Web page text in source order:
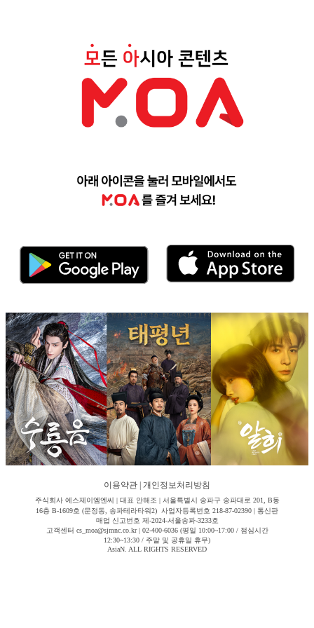
이용약관 개인정보처리방침
주식회사 에스제이엠엔씨 | 대표 안해조 | 서울특별시 송파구 송파대로 201, B동
16층 B-1609호 (문정동, 송파테라타워2) 사업자등록번호 218-87-02390 | 통신판
매업 신고번호 제-2024-서울송파-3233호
고객센터 cs_moa@sjmnc.co.kr | 02-400-6036 (평일 10:00~17:00 / 점심시간
12:30~13:30 / 주말 및 공휴일 휴무)
AsiaN. ALL RIGHTS RESERVED